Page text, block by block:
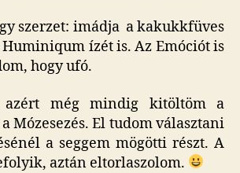
szerzet: imádja a kakukkfüves
ízét is. Az Emóciót is
hogy ufó.
azért még mindig kitöltöm a
Mózesezés. El tudom választani
a seggem mögötti részt. A
aztán eltorlaszolom.